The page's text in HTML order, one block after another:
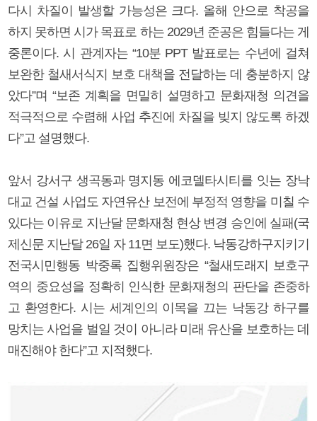
다시 차질이 발생할 가능성은 크다. 올해 안으로 착공을
하지 못하면 시가 목표로 하는 2029년 준공은 힘들다는 게
중론이다. 시 관계자는 “10분 PPT 발표로는 수년에 걸쳐
보완한 철새서식지 보호 대책을 전달하는 데 충분하지 않
았다”며 “보존 계획을 면밀히 설명하고 문화재청 의견을
적극적으로 수렴해 사업 추진에 차질을 빚지 않도록 하겠
다”고 설명했다.
앞서 강서구 생곡동과 명지동 에코델타시티를 잇는 장낙
대교 건설 사업도 자연유산 보전에 부정적 영향을 미칠 수
있다는 이유로 지난달 문화재청 현상 변경 승인에 실패(국
제신문 지난달 26일 자 11면 보도)했다. 낙동강하구지키기
전국시민행동 박중록 집행위원장은 “철새도래지 보호구
역의 중요성을 정확히 인식한 문화재청의 판단을 존중하
고 환영한다. 시는 세계인의 이목을 끄는 낙동강 하구를
망치는 사업을 벌일 것이 아니라 미래 유산을 보호하는 데
매진해야 한다”고 지적했다.